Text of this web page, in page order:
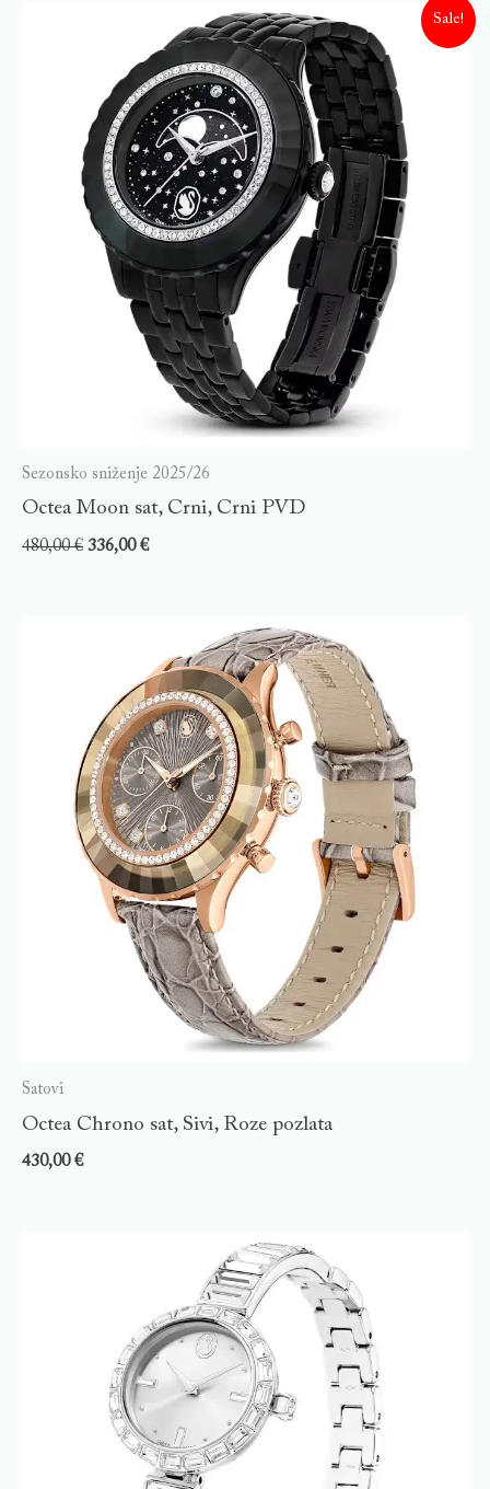
Sale!
Sezonsko sniženje 2025/26
Octea Moon sat, Crni, Crni PVD
480,00€ 336,00€
Satovi
Octea Chrono sat, Sivi, Roze pozlata
430,00€